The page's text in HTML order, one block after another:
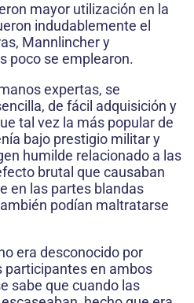
mayor utilización en la
indudablemente el
Mannlincher y
poco se emplearon.
expertas, se
de fácil adquisición y
tal vez la más popular de
bajo prestigio militar y
humilde relacionado a las
brutal que causaban
en las partes blandas
podían maltratarse
era desconocido por
participantes en ambos
sabe que cuando las